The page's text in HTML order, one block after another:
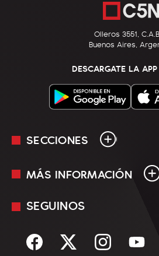
Olleros 3551,
Buenos Aires,
DESCARGATE LA
SECCIONES
En Vivo
Sociedad
MÁS INFORMACIÓN
Mediakit
Términos y condiciones
SEGUINOS